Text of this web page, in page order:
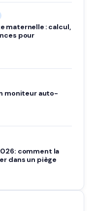
maternelle : calcul,
pour
moniteur auto-
comment la
dans un piège